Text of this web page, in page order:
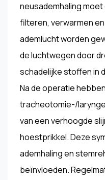
neusademhaling
filteren, verwarmen
ademlucht worden
de luchtwegen door
schadelijke stoffen in
Na de operatie hebben
tracheotomie-/
van een verhoogde
hoestprikkel. Deze
ademhaling en
beïnvloeden.